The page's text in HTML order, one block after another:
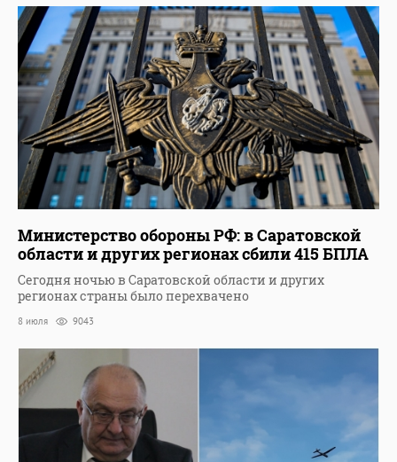
Министерство обороны РФ: в Саратовской
области и других регионах сбили 415 БПЛА
Сегодня ночью в Саратовской области и других
регионах страны было перехвачено
8 июля 9043